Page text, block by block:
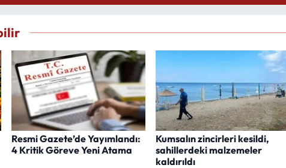
Resmi Gazete’de Yayımlandı:
4 Kritik Göreve Yeni Atama
Kumsalın zincirleri kesildi,
sahillerdeki malzemeler
kaldırıldı